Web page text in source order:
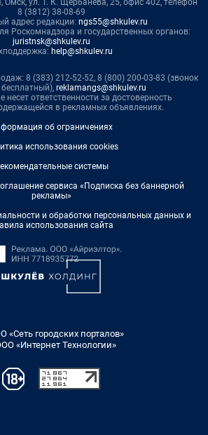
8 (3812) 38-08-69
адрес редакции: ngs55@shkulev.ru
Роскомнадзора и государственных органов:
juristnsk@shkulev.ru
help@shkulev.ru
8 (383) 212-52-52, 8 (800) 200-03-83 (звонок
бесплатный), reklamangs@shkulev.ru
несет ответственности за достоверность
в рекламных объявлениях.
об ограничениях
использования cookies
системы
сервиса «Подписка без баннерной
рекламы»
и обработки персональных данных и
использования сайта
«Сеть городских порталов»
«Интернет Технологии»